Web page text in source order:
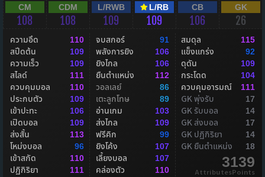
CM
108
CDM
108
L/RWB
109
L/RB
109
CB
106
GK
26
ความอึด 110
สปีดต้น 109
ความเร็ว 109
สไลด์ 111
ควบคุมบอล 110
ประกบตัว 109
เข้าปะทะ 106
เปิดบอล 109
ส่งสั้น 113
โหม่งบอล 96
เข้าสกัด 110
ปฏิกิริยา 111
จบสกอร์ 91
พลังการยิง 106
ยิงไกล 106
ยืนตำแหน่ง 112
วอลเลย์ 86
เตะลูกโทษ 89
อ่านเกม 103
ส่งไกล 109
ฟรีคิก 99
ยิงโค้ง 107
เลี้ยงบอล 107
คล่องตัว 110
สมดุล 115
แข็งแกร่ง 92
ดุดัน 109
กระโดด 104
ควบคุมอารมณ์ 111
GK พุ่งรับ 17
GK รับบอล 14
GK ส่งบอล 17
GK ปฏิกิริยา 14
GK ยืนตำแหน่ง 18
3139
AttributesPoints